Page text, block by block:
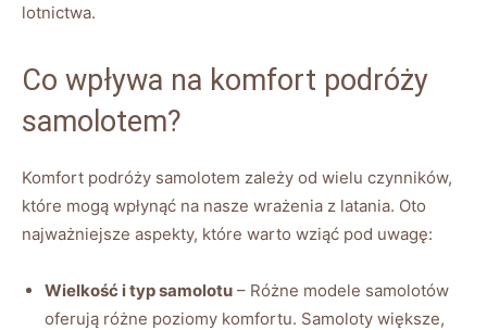
lotnictwa.
Co wpływa na komfort podróży
samolotem?
Komfort podróży samolotem zależy od wielu czynników,
które mogą wpłynąć na nasze wrażenia z latania. Oto
najważniejsze aspekty, które warto wziąć pod uwagę:
Wielkość i typ samolotu – Różne modele samolotów
oferują różne poziomy komfortu. Samoloty większe,